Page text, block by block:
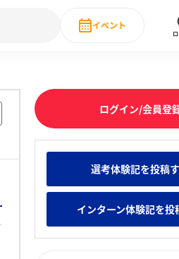
就職人気企業ランキング みんなの
現場社員インタビュー
イベント
直近のイベ
ログイン/会員登
選考体験記を投稿
インターン体験記を投